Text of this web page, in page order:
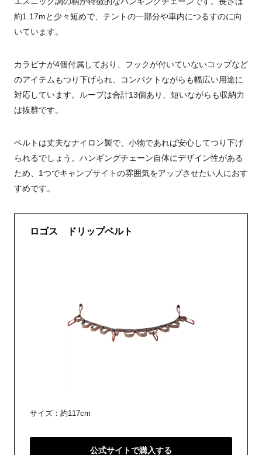
約1.17mと少々短めで、テントの一部分や車内につるすのに向
いています。
カラビナが4個付属しており、フックが付いていないコップなど
のアイテムもつり下げられ、コンパクトながらも幅広い用途に
対応しています。ループは合計13個あり、短いながらも収納力
は抜群です。
ベルトは丈夫なナイロン製で、小物であれば安心してつり下げ
られるでしょう。ハンギングチェーン自体にデザイン性がある
ため、1つでキャンプサイトの雰囲気をアップさせたい人におす
すめです。
ロゴス ドリップベルト
サイズ：約117cm
公式サイトで購入する